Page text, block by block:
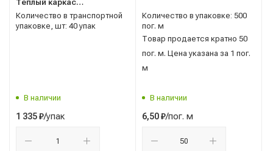
Теплый каркас
10х1200*610*50мм
(0,366м3/7,32м2) 15кг/м3
Количество в транспортной
упаковке, шт: 40 упак
В наличии
1 335₽/упак
Количество в упаковке: 500
пог. м
Товар продается кратно 50
пог. м. Цена указана за 1 пог.
м
В наличии
6,50₽/пог. м